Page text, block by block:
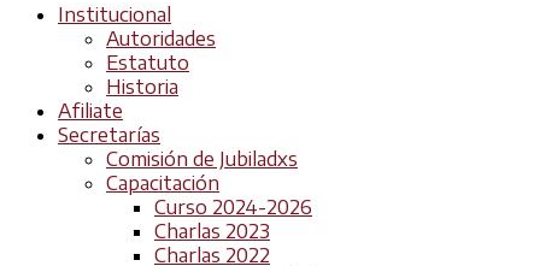
Institucional
Autoridades
Estatuto
Historia
Afiliate
Secretarías
Comisión de Jubiladxs
Capacitación
Curso 2024-2026
Charlas 2023
Charlas 2022